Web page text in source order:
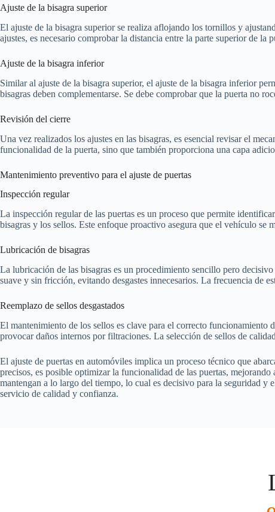
Ajuste de la bisagra superior
El ajuste de la bisagra superior se realiza aflojando los tornillos y
ajustes, es necesario comprobar la distancia entre la parte superior de
Ajuste de la bisagra inferior
Similar al ajuste de la bisagra superior, el ajuste de la bisagra inferior
bisagras deben complementarse. Se debe comprobar que la puerta no
Revisión del cierre
Una vez realizados los ajustes en las bisagras, es esencial revisar el
funcionalidad de la puerta, sino que también proporciona una capa
Mantenimiento preventivo para el ajuste de puertas
Inspección regular
La inspección regular de las puertas es un proceso que permite
bisagras y los sellos. Este enfoque proactivo asegura que el vehículo
Lubricación de bisagras
La lubricación de las bisagras es un procedimiento sencillo pero
suave y sin fricción, evitando desgastes innecesarios. La frecuencia de
Reemplazo de sellos desgastados
El mantenimiento de los sellos es clave para el correcto funcionamiento
provocar daños internos por filtraciones. La selección de sellos de
El ajuste de puertas en automóviles implica un proceso técnico que
precisos, es posible optimizar la funcionalidad de las puertas,
mantengan a lo largo del tiempo, lo cual es decisivo para la seguridad y
servicio de calidad y confianza.